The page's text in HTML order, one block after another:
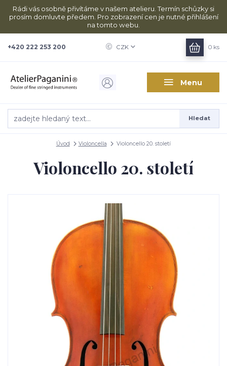
Rádi vás osobně přivítáme v našem atelieru. Termín schůzky si
prosím domluvte předem. Pro zobrazení cen je nutné přihlášení
na tomto webu.
Menu
CZK
Hledat
+420 222 253 200 0 ks
Úvod Violoncella Violoncello 20. století
Violoncello 20. století